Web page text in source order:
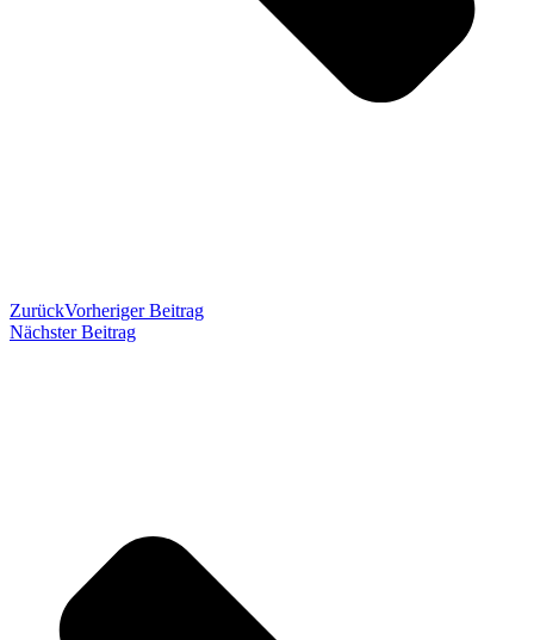
ZurückVorheriger Beitrag
Nächster Beitrag